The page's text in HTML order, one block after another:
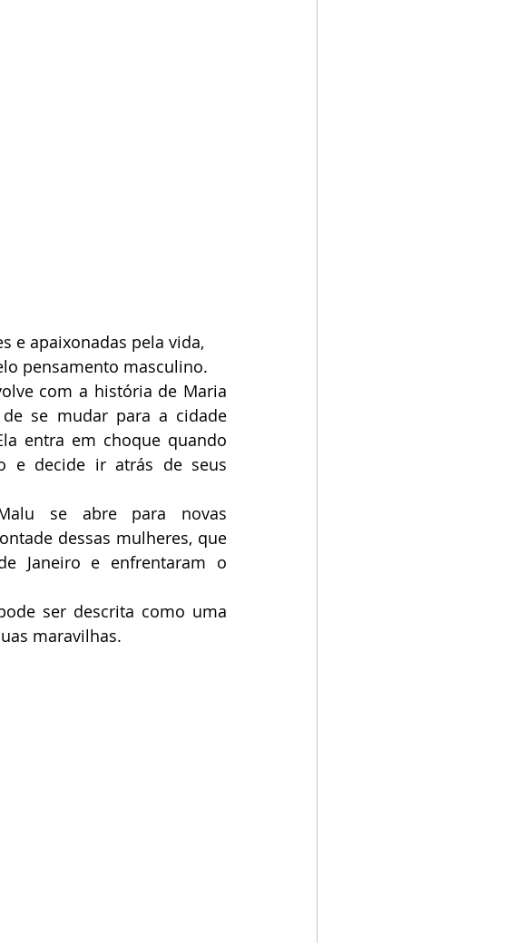
e apaixonadas pela vida,
pensamento masculino.
com a história de Maria
se mudar para a cidade
entra em choque quando
e decide ir atrás de seus
se abre para novas
dessas mulheres, que
Janeiro e enfrentaram o
ser descrita como uma
maravilhas.